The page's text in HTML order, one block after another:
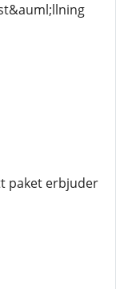
paket erbjuder